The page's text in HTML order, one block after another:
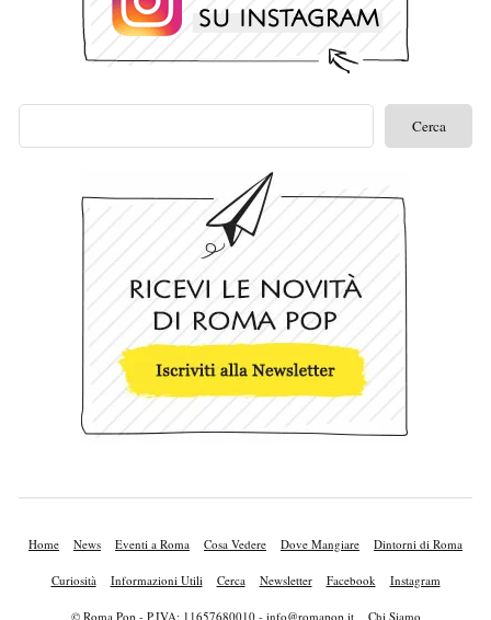
Home News Eventi a Roma Cosa Vedere Dove Mangiare Dintorni di Roma
Curiosità Informazioni Utili Cerca Newsletter Facebook Instagram
© Roma Pop - P.IVA: 11657680010 - info@romapop.it Chi Siamo